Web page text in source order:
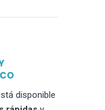
disponible